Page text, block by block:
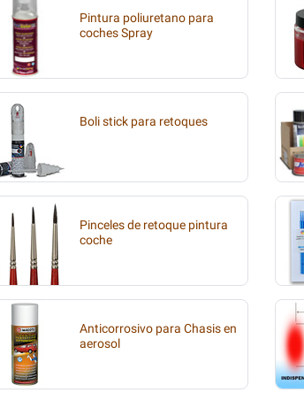
Pintura poliuretano para
coches Spray
Boli stick para retoques
Pinceles de retoque pintura
coche
Anticorrosivo para Chasis en
aerosol